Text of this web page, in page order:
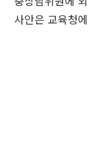
사안은 교육청